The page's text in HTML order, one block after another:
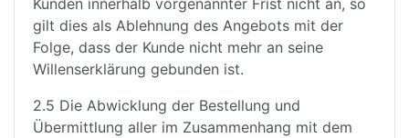
gilt dies als Ablehnung des Angebots mit der
Folge, dass der Kunde nicht mehr an seine
Willenserklärung gebunden ist.
2.5 Die Abwicklung der Bestellung und
Übermittlung aller im Zusammenhang mit dem